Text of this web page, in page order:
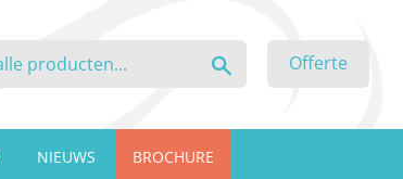
Offerte
NIEUWS BROCHURE